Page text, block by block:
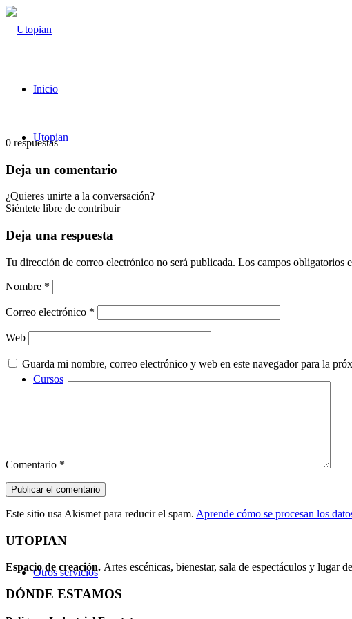
Inicio
Utopian
Cursos
Otros servicios
0 respuestas
Deja un comentario
¿Quieres unirte a la conversación?
Siéntete libre de contribuir
Deja una respuesta
Tu dirección de correo electrónico no será publicada. Los campos obligatorios
Nombre *
Correo electrónico *
Web
Guarda mi nombre, correo electrónico y web en este navegador para la
Comentario *
Este sitio usa Akismet para reducir el spam. Aprende cómo se procesan los
UTOPIAN
Espacio de creación. Artes escénicas, bienestar, sala de espectáculos y lugar
DÓNDE ESTAMOS